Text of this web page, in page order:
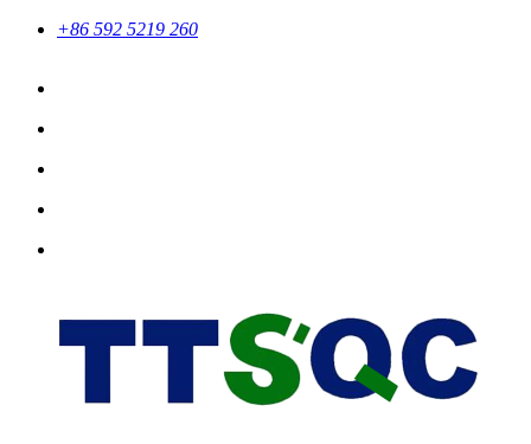
+86 592 5219 260